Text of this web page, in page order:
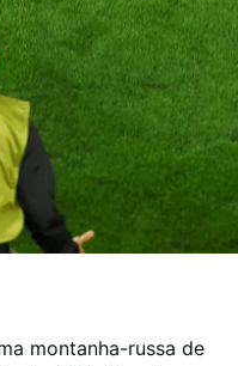
montanha-russa de